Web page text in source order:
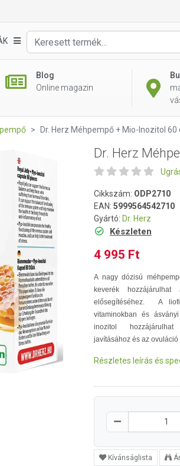
Blog
Online magazin
Dr. Herz Méhpempő + Mio-Inozitol 60
Dr. Herz
Cikkszám: ODP2710
EAN: 5999564542710
Gyártó: Dr. Herz
Készleten
4 995 Ft
A nagy dózisú
keverék
elősegítéséhez. A
vitaminokban és
inozitol
javításához és az
Részletes leírás és
Kívánságlista